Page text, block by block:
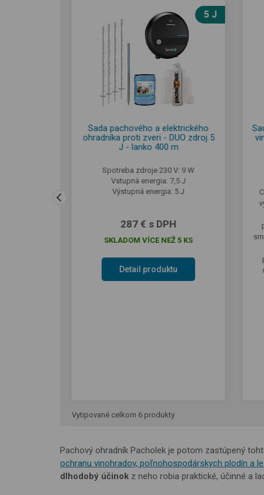
5 J
Sada pachového a elektrického
ohradníka proti zveri - DUO zdroj 5
J - lanko 400 m
Spotreba zdroje 230 V: 9 W
Vstupná energia: 7,5 J
Výstupná energia: 5 J
287 € s DPH
SKLADOM VÍCE NEŽ 5 KS
Detail produktu
Vytipované celkom 6 produkty
Pachový ohradník Pacholek je potom zastúpený
ochranu vinohradov, poľnohospodárskych plodín a
dlhodobý účinok z neho robia praktické, účinné a